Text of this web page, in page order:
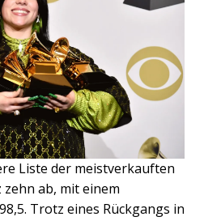
Liste der meistverkauften
ab, mit einem
Trotz eines Rückgangs in